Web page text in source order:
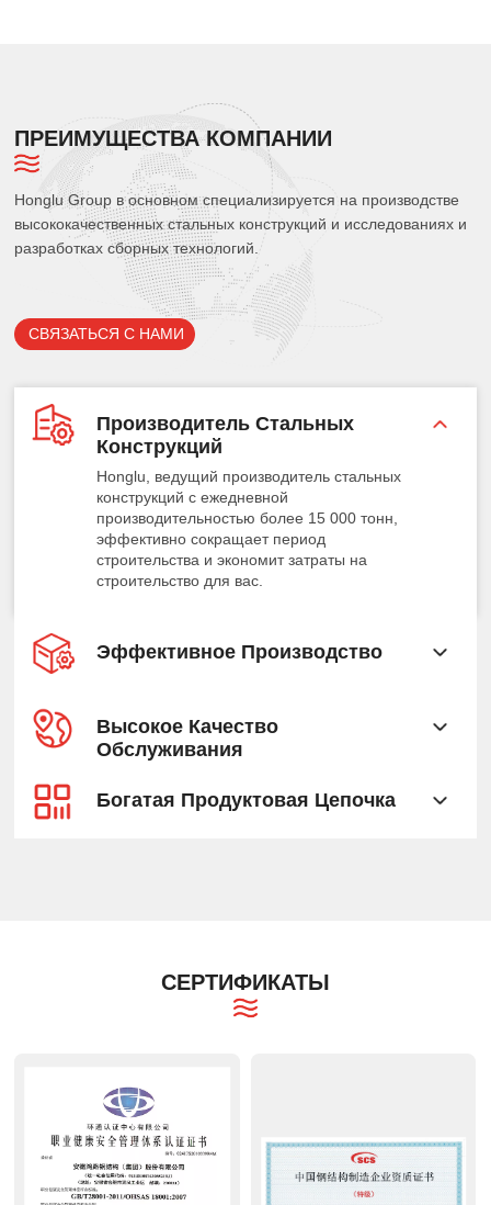
ПРЕИМУЩЕСТВА КОМПАНИИ
Honglu Group в основном специализируется на производстве
высококачественных стальных конструкций и исследованиях и
разработках сборных технологий.
СВЯЗАТЬСЯ С НАМИ
Производитель Стальных
Конструкций
Honglu, ведущий производитель стальных
конструкций с ежедневной
производительностью более 15 000 тонн,
эффективно сокращает период
строительства и экономит затраты на
строительство для вас.
Эффективное Производство
Высокое Качество
Обслуживания
Богатая Продуктовая Цепочка
СЕРТИФИКАТЫ